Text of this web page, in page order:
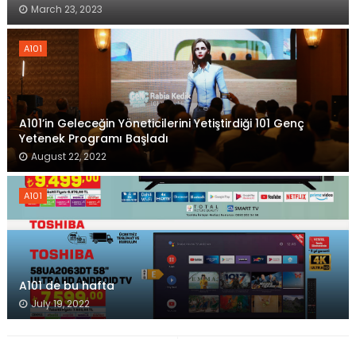
March 23, 2023
A101
A101’in Geleceğin Yöneticilerini Yetiştirdiği 101 Genç
Yetenek Programı Başladı
August 22, 2022
A101
A101 de bu hafta
July 19, 2022